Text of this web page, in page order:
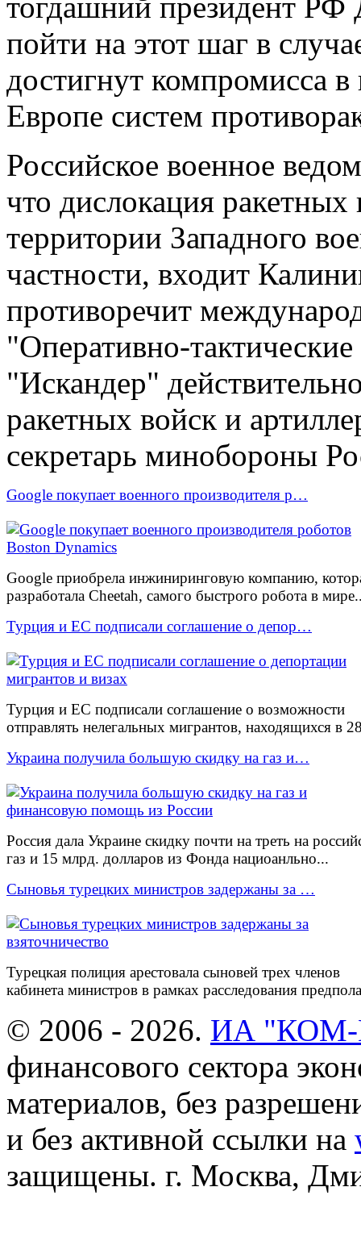
пойти на этот шаг в
достигнут компромисса
Европе систем
Российское военное
что дислокация
территории Западного
частности, входит
противоречит
"Оперативно-
"Искандер"
ракетных войск и
секретарь минобороны
Google покупает военного производителя р…
Google приобрела инжиниринговую компанию,
разработала Cheetah, самого быстрого робота в
Турция и ЕС подписали соглашение о депор…
Турция и ЕС подписали соглашение о возможности
отправлять нелегальных мигрантов, находящихся в
Украина получила большую скидку на газ и…
Россия дала Украине скидку почти на треть на
газ и 15 млрд. долларов из Фонда нациоанльно...
Сыновья турецких министров задержаны за …
Турецкая полиция арестовала сыновей трех членов
кабинета министров в рамках расследования
© 2006 - 2026. ИА
финансового сектора
материалов, без
и без активной ссылки на
защищены. г. Москва,